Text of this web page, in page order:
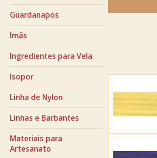
Guardanapos
Imãs
Ingredientes para Vela
Isopor
Linha de Nylon
Linhas e Barbantes
Materiais para
Artesanato